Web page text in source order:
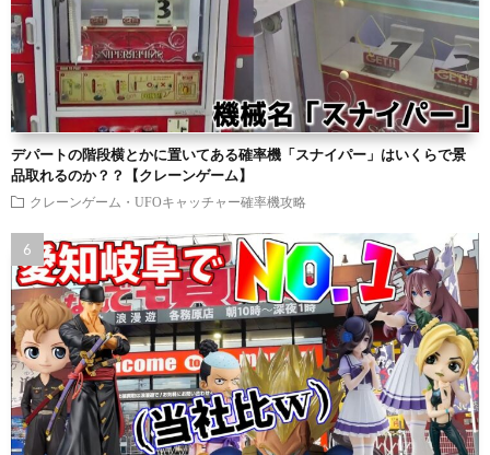
デパートの階段横とかに置いてある確率機「スナイパー」はいくらで景
品取れるのか？？【クレーンゲーム】
クレーンゲーム・UFOキャッチャー確率機攻略